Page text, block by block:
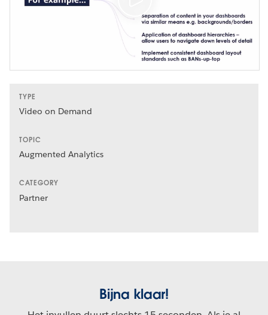
TYPE
Video on Demand
TOPIC
Augmented Analytics
CATEGORY
Partner
Bijna klaar!